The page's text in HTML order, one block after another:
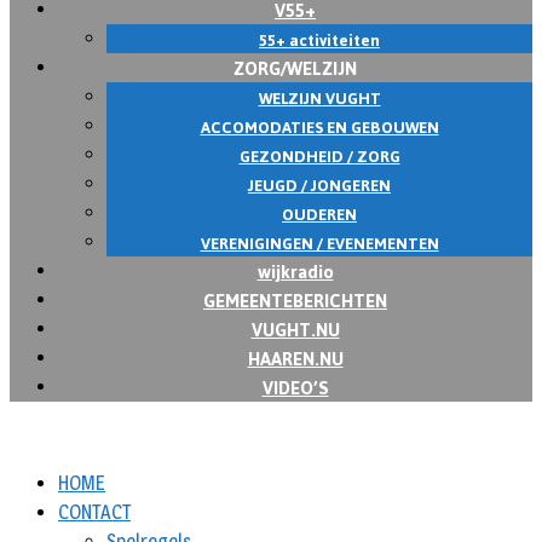
V55+
55+ activiteiten
ZORG/WELZIJN
WELZIJN VUGHT
ACCOMODATIES EN GEBOUWEN
GEZONDHEID / ZORG
JEUGD / JONGEREN
OUDEREN
VERENIGINGEN / EVENEMENTEN
wijkradio
GEMEENTEBERICHTEN
VUGHT.NU
HAAREN.NU
VIDEO’S
HOME
CONTACT